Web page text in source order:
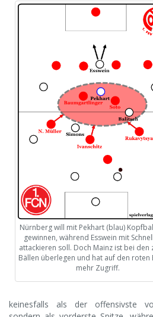
Nürnberg will mit Pekhart (blau)
gewinnen, während Esswein mit
attackieren soll. Doch Mainz ist bei den
Bällen überlegen und hat auf den roten
mehr Zugriff.
keinesfalls als der offensivste